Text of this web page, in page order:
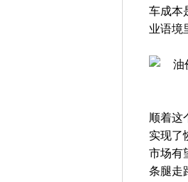
车成本
业语境
顺着这
实现了
市场有
条腿走